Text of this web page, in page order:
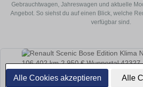
Alle Cookies akzeptieren Alle
Gebrauchtwagen, Jahreswagen und aktuelle
Angebot. So siehst du auf einen Blick, welche
verfügbar sind.